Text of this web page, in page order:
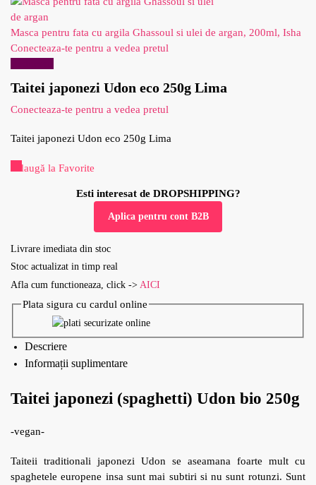
Masca pentru fata cu argila Ghassoul si ulei de argan, 200ml, Isha
Conecteaza-te pentru a vedea pretul
Taitei japonezi Udon eco 250g Lima
Conecteaza-te pentru a vedea pretul
Taitei japonezi Udon eco 250g Lima
Adaugă la Favorite
Esti interesat de DROPSHIPPING?
Aplica pentru cont B2B
Livrare imediata din stoc
Stoc actualizat in timp real
Afla cum functioneaza, click -> AICI
Plata sigura cu cardul online
Descriere
Informații suplimentare
Taitei japonezi (spaghetti) Udon bio 250g
-vegan-
Taiteii traditionali japonezi Udon se aseamana foarte mult cu
spaghetele europene insa sunt mai subtiri si nu sunt rotunzi. Sunt